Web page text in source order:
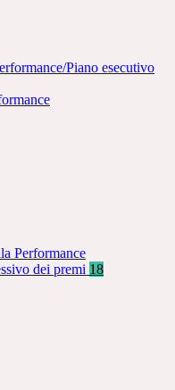
Piano esecutivo
Performance
dei premi 18